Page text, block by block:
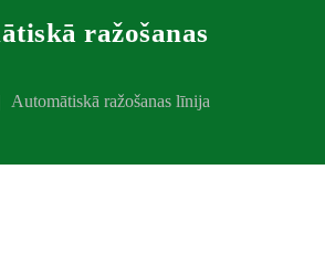
ražošanas
Automātiskā ražošanas līnija